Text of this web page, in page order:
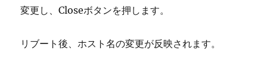
変更し、Closeボタンを押します。
リブート後、ホスト名の変更が反映されます。